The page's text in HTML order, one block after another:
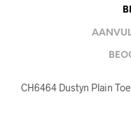
CH6464 Dustyn Plain